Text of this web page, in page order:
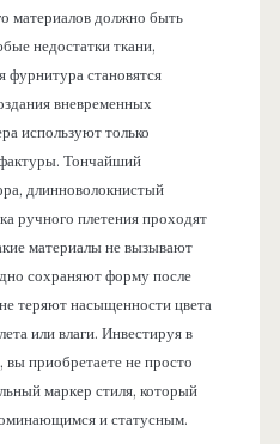
материалов должно быть
недостатки ткани,
фурнитура становятся
вневременных
используют только
Тончайший
длинноволокнистый
ручного плетения проходят
материалы не вызывают
сохраняют форму после
теряют насыщенности цвета
или влаги. Инвестируя в
вы приобретаете не просто
маркер стиля, который
и статусным.